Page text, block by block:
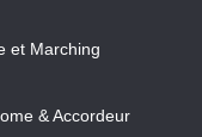
et Marching
& Accordeur